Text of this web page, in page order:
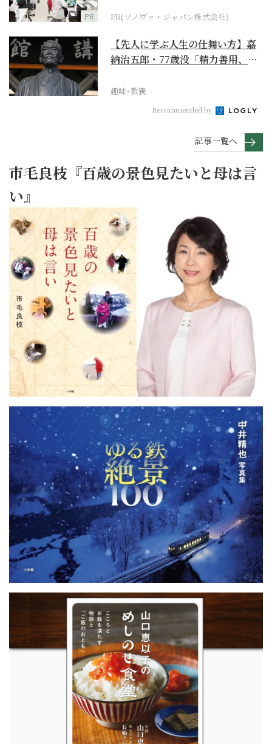
PR PR(ソノヴァ・ジャパン株式会社)
【先人に学ぶ人生の仕舞い方】嘉
納治五郎・77歳没「精力善用、自
趣味･教養
Recommended by
記事一覧へ
市毛良枝『百歳の景色見たいと母は言
い』